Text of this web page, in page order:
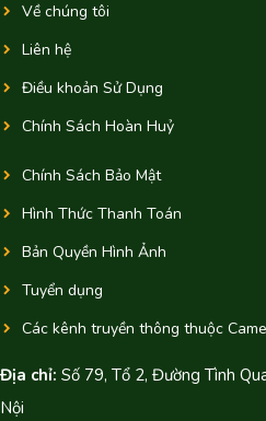
Về chúng tôi
Liên hệ
Điều khoản Sử Dụng
Chính Sách Hoàn Huỷ
Chính Sách Bảo Mật
Hình Thức Thanh Toán
Bản Quyền Hình Ảnh
Tuyển dụng
Các kênh truyền thông thuộc
Địa chỉ: Số 79, Tổ 2, Đường Tình
Nội